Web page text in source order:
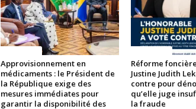
Approvisionnement en
médicaments : le Président de
la République exige des
mesures immédiates pour
garantir la disponibilité des
Réforme
Justine Judith
contre pour
qu’elle juge
la fraude